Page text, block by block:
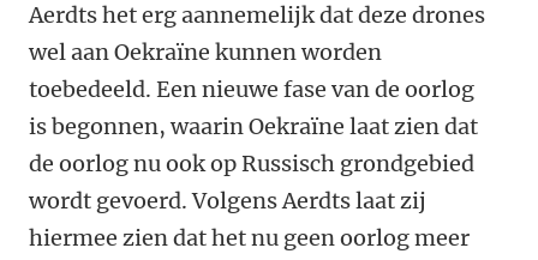
Aerdts het erg aannemelijk dat deze drones
wel aan Oekraïne kunnen worden
toebedeeld. Een nieuwe fase van de oorlog
is begonnen, waarin Oekraïne laat zien dat
de oorlog nu ook op Russisch grondgebied
wordt gevoerd. Volgens Aerdts laat zij
hiermee zien dat het nu geen oorlog meer